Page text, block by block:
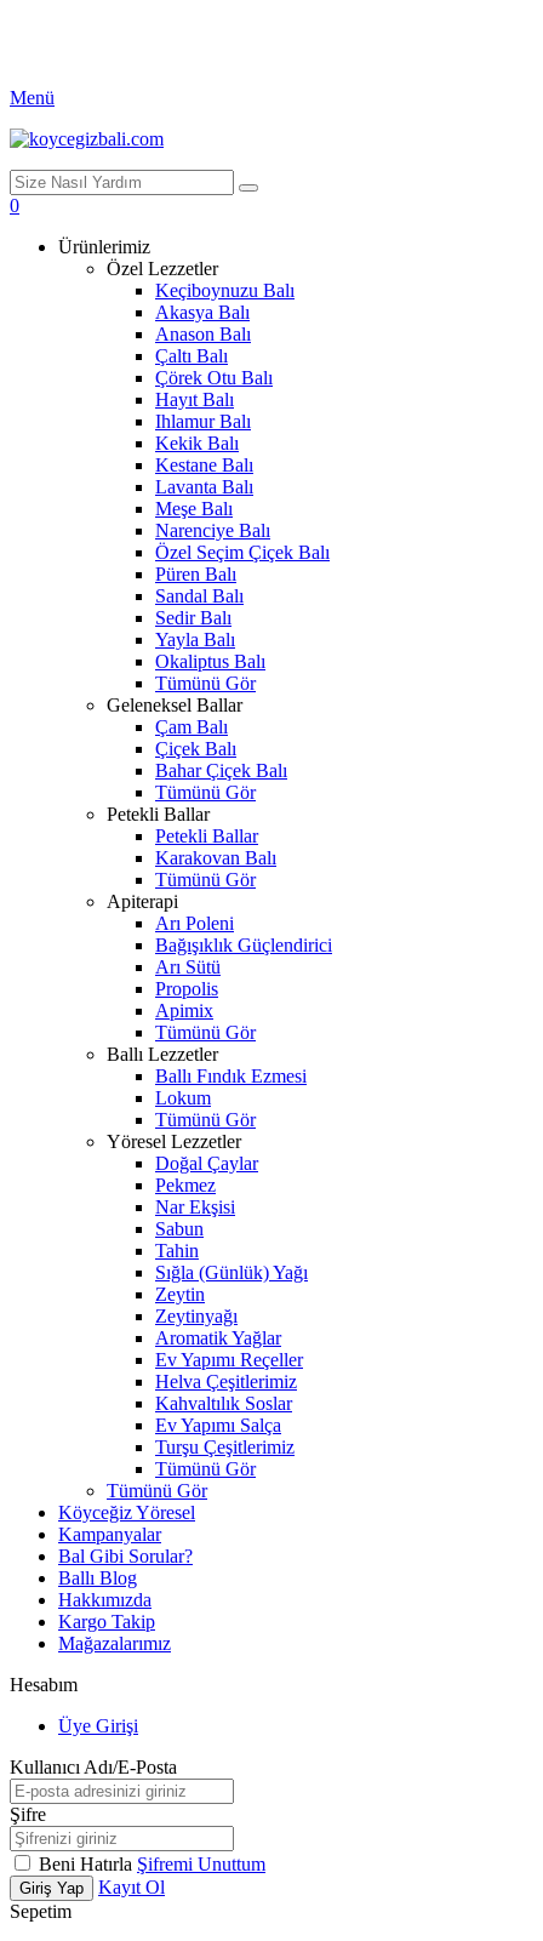
Menü
0
Ürünlerimiz
Özel Lezzetler
Keçiboynuzu Balı
Akasya Balı
Anason Balı
Çaltı Balı
Çörek Otu Balı
Hayıt Balı
Ihlamur Balı
Kekik Balı
Kestane Balı
Lavanta Balı
Meşe Balı
Narenciye Balı
Özel Seçim Çiçek Balı
Püren Balı
Sandal Balı
Sedir Balı
Yayla Balı
Okaliptus Balı
Tümünü Gör
Geleneksel Ballar
Çam Balı
Çiçek Balı
Bahar Çiçek Balı
Tümünü Gör
Petekli Ballar
Petekli Ballar
Karakovan Balı
Tümünü Gör
Apiterapi
Arı Poleni
Bağışıklık Güçlendirici
Arı Sütü
Propolis
Apimix
Tümünü Gör
Ballı Lezzetler
Ballı Fındık Ezmesi
Lokum
Tümünü Gör
Yöresel Lezzetler
Doğal Çaylar
Pekmez
Nar Ekşisi
Sabun
Tahin
Sığla (Günlük) Yağı
Zeytin
Zeytinyağı
Aromatik Yağlar
Ev Yapımı Reçeller
Helva Çeşitlerimiz
Kahvaltılık Soslar
Ev Yapımı Salça
Turşu Çeşitlerimiz
Tümünü Gör
Tümünü Gör
Köyceğiz Yöresel
Kampanyalar
Bal Gibi Sorular?
Ballı Blog
Hakkımızda
Kargo Takip
Mağazalarımız
Hesabım
Üye Girişi
Kullanıcı Adı/E-Posta
Şifre
Beni Hatırla Şifremi Unuttum
Giriş Yap
Kayıt Ol
Sepetim